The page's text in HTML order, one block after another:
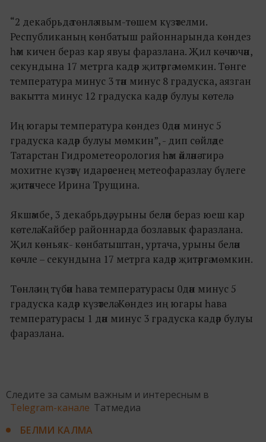
“2 декабрьдә төнлә явым-төшем күзәтелми.
Республиканың көнбатыш районнарында көндез
һәм кичен бераз кар явуы фаразлана. Җил көчәючән,
секундына 17 метрга кадәр җитәргә мөмкин. Төнге
температура минус 3 тән минус 8 градуска, аязган
вакытта минус 12 градуска кадәр булуы көтелә.
Иң югары температура көндез 0дән минус 5
градуска кадәр булуы мөмкин”, - дип сөйләде
Татарстан Гидрометеорология һәм әйләнә-тирә
мохитне күзәтү идарәсенең метеофаразлау бүлеге
җитәкчесе Ирина Трущина.
Якшәмбе, 3 декабрьдә, урыны белән бераз юеш кар
көтелә. Кайбер районнарда бозлавык фаразлана.
Җил көньяк- көнбатыштан, уртача, урыны белән
көчле – секундына 17 метрга кадәр җитәргә мөмкин.
Төнлә иң түбән һава температурасы 0дән минус 5
градуска кадәр күзәтелә. Көндез иң югары һава
температурасы 1 дән минус 3 градуска кадәр булуы
фаразлана.
Следите за самым важным и интересным в
Telegram-канале Татмедиа
БЕЛМИ КАЛМА